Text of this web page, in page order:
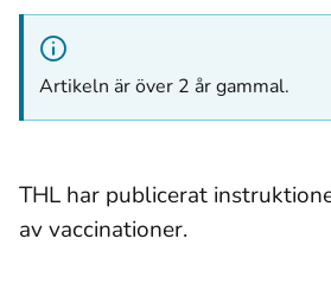
Artikeln är över 2 år gammal.
THL har publicerat
av vaccinationer.